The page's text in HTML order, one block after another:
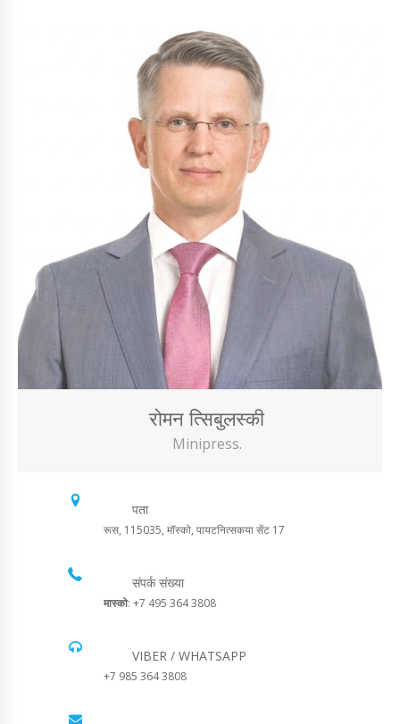
रोमन त्सिबुलस्की
Minipress.
पता
रूस, 115035, मॉस्को, पायटनित्सकया सेंट 17
संपर्क संख्या
मास्को: +7 495 364 3808
VIBER / WHATSAPP
+7 985 364 3808